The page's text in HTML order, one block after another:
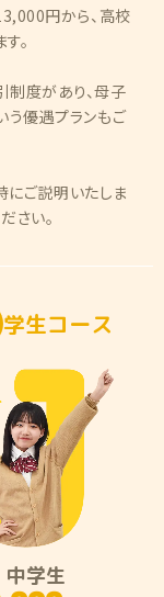
円から、高校
。
度があり、母子
う優遇プランもご
にご説明いたしま
さい。
学生コース
中学生